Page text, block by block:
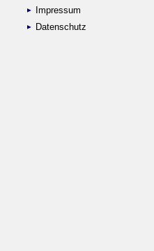
Impressum
Datenschutz